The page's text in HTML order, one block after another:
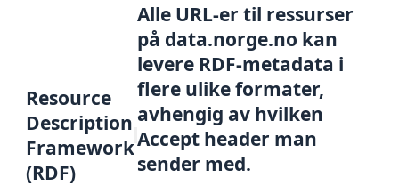
Resource
Description
Framework
(RDF)
Alle URL-er til ressurser
på data.norge.no kan
levere RDF-metadata i
flere ulike formater,
avhengig av hvilken
Accept header man
sender med.